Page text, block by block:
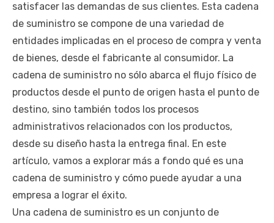
satisfacer las demandas de sus clientes. Esta cadena
de suministro se compone de una variedad de
entidades implicadas en el proceso de compra y venta
de bienes, desde el fabricante al consumidor. La
cadena de suministro no sólo abarca el flujo físico de
productos desde el punto de origen hasta el punto de
destino, sino también todos los procesos
administrativos relacionados con los productos,
desde su diseño hasta la entrega final. En este
artículo, vamos a explorar más a fondo qué es una
cadena de suministro y cómo puede ayudar a una
empresa a lograr el éxito.
Una cadena de suministro es un conjunto de